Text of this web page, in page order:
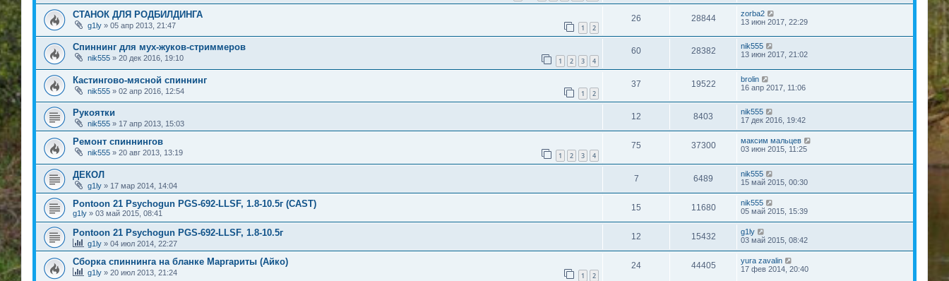
СТАНОК ДЛЯ РОДБИЛДИНГА
g1ly » 05 апр 2013, 21:47 1 2
26 28844
zorba2
13 июн 2017, 22:29
Спиннинг для мух-жуков-стриммеров
nik555 » 20 дек 2016, 19:10 1 2 3 4
60 28382
nik555
13 июн 2017, 21:02
Кастингово-мясной спиннинг
nik555 » 02 апр 2016, 12:54 1 2
37 19522
brolin
16 апр 2017, 11:06
Рукоятки
nik555 » 17 апр 2013, 15:03
12 8403
nik555
17 дек 2016, 19:42
Ремонт спиннингов
nik555 » 20 авг 2013, 13:19 1 2 3 4
75 37300
максим мальцев
03 июн 2015, 11:25
ДЕКОЛ
g1ly » 17 мар 2014, 14:04
7 6489
nik555
15 май 2015, 00:30
Pontoon 21 Psychogun PGS-692-LLSF, 1.8-10.5г (CAST)
g1ly » 03 май 2015, 08:41
15 11680
nik555
05 май 2015, 15:39
Pontoon 21 Psychogun PGS-692-LLSF, 1.8-10.5г
g1ly » 04 июл 2014, 22:27
12 15432
g1ly
03 май 2015, 08:42
Сборка спиннинга на бланке Маргариты (Айко)
g1ly » 20 июл 2013, 21:24 1 2
24 44405
yura zavalin
17 фев 2014, 20:40